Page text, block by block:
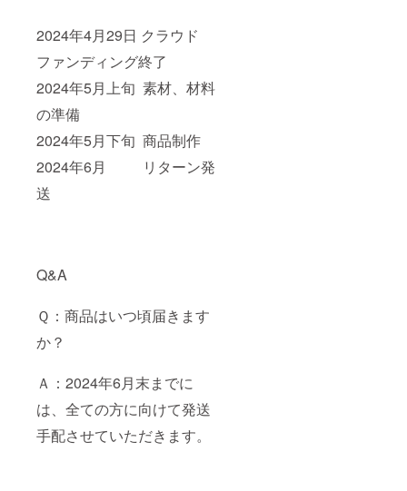
2024年4月29日 クラウド
ファンディング終了
2024年5月上旬 素材、材料
の準備
2024年5月下旬 商品制作
2024年6月 リターン発
送
Q&A
Ｑ：商品はいつ頃届きます
か？
Ａ：2024年6月末までに
は、全ての方に向けて発送
手配させていただきます。